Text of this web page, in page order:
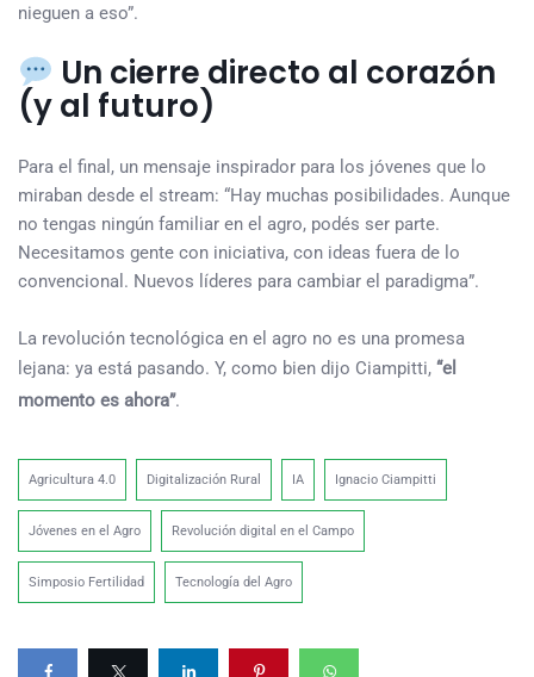
nieguen a eso”.
Un cierre directo al corazón
(y al futuro)
Para el final, un mensaje inspirador para los jóvenes que lo
miraban desde el stream: “Hay muchas posibilidades. Aunque
no tengas ningún familiar en el agro, podés ser parte.
Necesitamos gente con iniciativa, con ideas fuera de lo
convencional. Nuevos líderes para cambiar el paradigma”.
La revolución tecnológica en el agro no es una promesa
lejana: ya está pasando. Y, como bien dijo Ciampitti, “el
momento es ahora”.
Agricultura 4.0 Digitalización Rural IA Ignacio Ciampitti
Jóvenes en el Agro Revolución digital en el Campo
Simposio Fertilidad Tecnología del Agro